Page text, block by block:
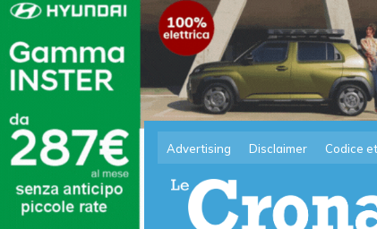
Advertising Disclaimer Codice